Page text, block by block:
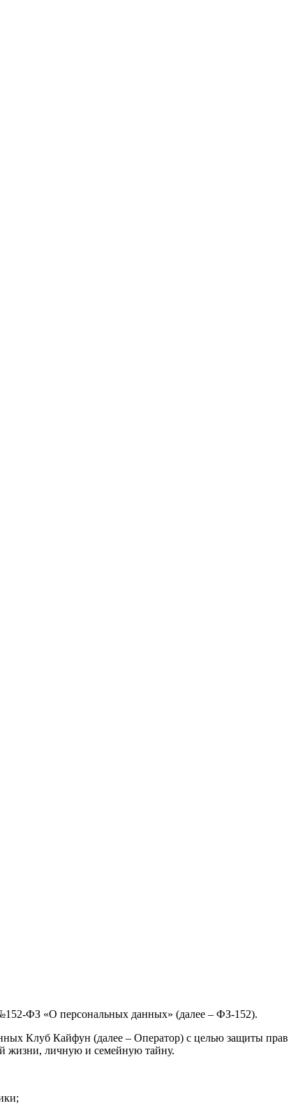
ФЗ «О персональных данных» (далее – ФЗ-152).
Клуб Кайфун (далее – Оператор) с целью защиты прав
жизни, личную и семейную тайну.